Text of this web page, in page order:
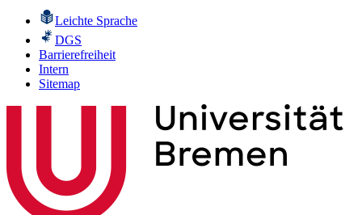
Leichte Sprache
DGS
Barrierefreiheit
Intern
Sitemap